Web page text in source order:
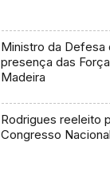
Ministro da Defesa
presença das
Madeira
Rodrigues reeleito
Congresso